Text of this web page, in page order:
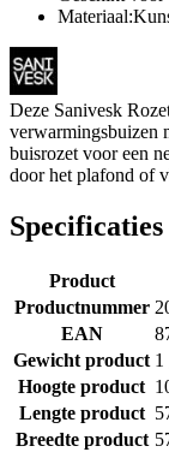
Deze Sanivesk
verwarmingsbuizen
buisrozet voor een
door het plafond of
Specificaties
Product
Productnummer
EAN
Gewicht product 1
Hoogte product
Lengte product
Breedte product